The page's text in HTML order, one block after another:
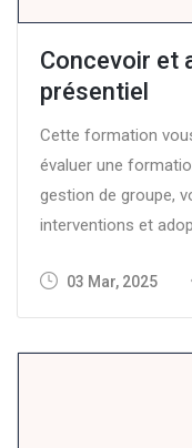
Concevoir et
présentiel
Cette formation
évaluer une
gestion de groupe,
interventions et
03 Mar, 2025